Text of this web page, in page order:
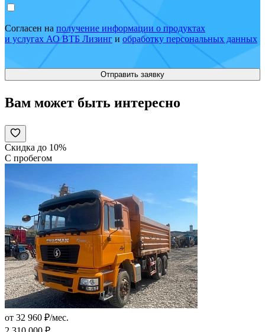
Согласен на получение информации о продуктах
и услугах АО ВТБ Лизинг и обработку персональных данных
Вам может быть интересно
Скидка до 10%
С пробегом
от 32 960 ₽/мес.